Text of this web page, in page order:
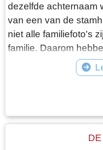
dezelfde achternaam
van een van de
niet alle familiefoto's
familie. Daarom
"Diverse families".